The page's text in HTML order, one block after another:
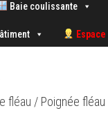
Baie coulissante
Espace
fléau / Poignée fléau